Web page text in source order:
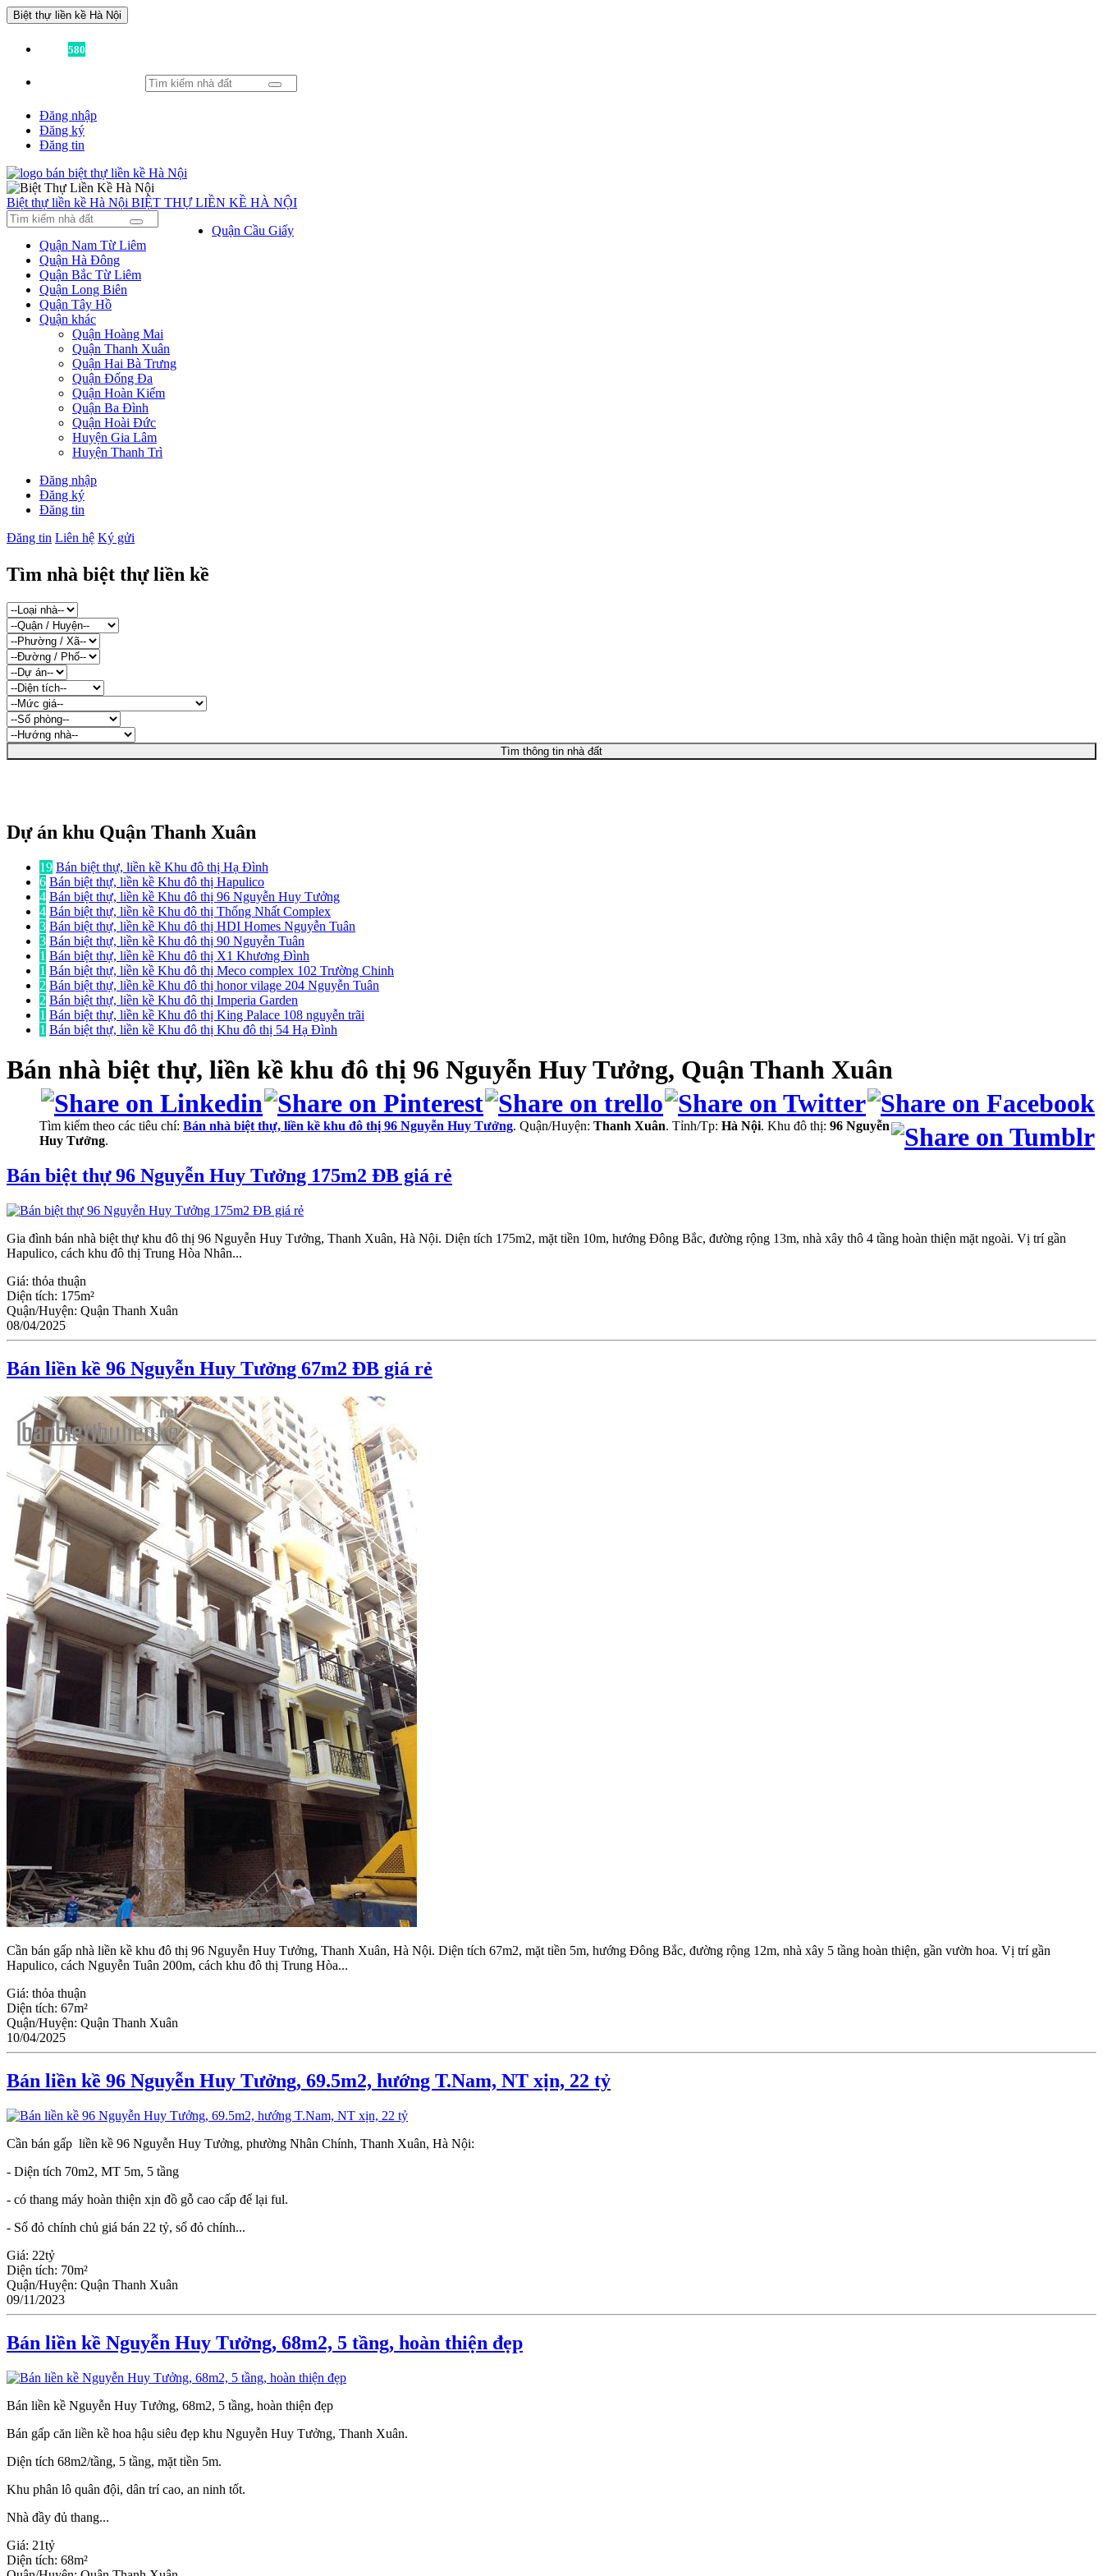
Biệt thự liền kề Hà Nội
580
Đăng nhập
Đăng ký
Đăng tin
Biệt thự liền kề Hà Nội BIỆT THỰ LIỀN KỀ HÀ NỘI
Quận Cầu Giấy
Quận Nam Từ Liêm
Quận Hà Đông
Quận Bắc Từ Liêm
Quận Long Biên
Quận Tây Hồ
Quận khác
Quận Hoàng Mai
Quận Thanh Xuân
Quận Hai Bà Trưng
Quận Đống Đa
Quận Hoàn Kiếm
Quận Ba Đình
Quận Hoài Đức
Huyện Gia Lâm
Huyện Thanh Trì
Đăng nhập
Đăng ký
Đăng tin
Đăng tin Liên hệ Ký gửi
Tìm nhà biệt thự liền kề
Tìm thông tin nhà đất
Dự án khu Quận Thanh Xuân
19 Bán biệt thự, liền kề Khu đô thị Hạ Đình
6 Bán biệt thự, liền kề Khu đô thị Hapulico
4 Bán biệt thự, liền kề Khu đô thị 96 Nguyễn Huy Tưởng
4 Bán biệt thự, liền kề Khu đô thị Thống Nhất Complex
3 Bán biệt thự, liền kề Khu đô thị HDI Homes Nguyễn Tuân
3 Bán biệt thự, liền kề Khu đô thị 90 Nguyễn Tuân
1 Bán biệt thự, liền kề Khu đô thị X1 Khương Đình
1 Bán biệt thự, liền kề Khu đô thị Meco complex 102 Trường Chinh
2 Bán biệt thự, liền kề Khu đô thị honor vilage 204 Nguyễn Tuân
2 Bán biệt thự, liền kề Khu đô thị Imperia Garden
1 Bán biệt thự, liền kề Khu đô thị King Palace 108 nguyễn trãi
1 Bán biệt thự, liền kề Khu đô thị Khu đô thị 54 Hạ Đình
Bán nhà biệt thự, liền kề khu đô thị 96 Nguyễn Huy Tưởng, Quận Thanh Xuân
Tìm kiếm theo các tiêu chí: Bán nhà biệt thự, liền kề khu đô thị 96 Nguyễn Huy Tưởng. Quận/Huyện: Thanh Xuân. Tỉnh/Tp: Hà Nội. Khu đô thị: 96 Nguyễn
Huy Tưởng.
Bán biệt thự 96 Nguyễn Huy Tưởng 175m2 ĐB giá rẻ
Gia đình bán nhà biệt thự khu đô thị 96 Nguyễn Huy Tưởng, Thanh Xuân, Hà Nội. Diện tích 175m2, mặt tiền 10m, hướng Đông Bắc, đường rộng 13m, nhà xây thô 4 tầng hoàn thiện mặt ngoài. Vị trí gần
Hapulico, cách khu đô thị Trung Hòa Nhân...
Giá: thỏa thuận
Diện tích: 175m²
Quận/Huyện: Quận Thanh Xuân
08/04/2025
Bán liền kề 96 Nguyễn Huy Tưởng 67m2 ĐB giá rẻ
Cần bán gấp nhà liền kề khu đô thị 96 Nguyễn Huy Tưởng, Thanh Xuân, Hà Nội. Diện tích 67m2, mặt tiền 5m, hướng Đông Bắc, đường rộng 12m, nhà xây 5 tầng hoàn thiện, gần vườn hoa. Vị trí gần
Hapulico, cách Nguyễn Tuân 200m, cách khu đô thị Trung Hòa...
Giá: thỏa thuận
Diện tích: 67m²
Quận/Huyện: Quận Thanh Xuân
10/04/2025
Bán liền kề 96 Nguyễn Huy Tưởng, 69.5m2, hướng T.Nam, NT xịn, 22 tỷ
Cần bán gấp liền kề 96 Nguyễn Huy Tưởng, phường Nhân Chính, Thanh Xuân, Hà Nội:
- Diện tích 70m2, MT 5m, 5 tầng
- có thang máy hoàn thiện xịn đồ gỗ cao cấp để lại ful.
- Sổ đỏ chính chủ giá bán 22 tỷ, sổ đỏ chính...
Giá: 22tỷ
Diện tích: 70m²
Quận/Huyện: Quận Thanh Xuân
09/11/2023
Bán liền kề Nguyễn Huy Tưởng, 68m2, 5 tầng, hoàn thiện đẹp
Bán liền kề Nguyễn Huy Tưởng, 68m2, 5 tầng, hoàn thiện đẹp
Bán gấp căn liền kề hoa hậu siêu đẹp khu Nguyễn Huy Tưởng, Thanh Xuân.
Diện tích 68m2/tầng, 5 tầng, mặt tiền 5m.
Khu phân lô quân đội, dân trí cao, an ninh tốt.
Nhà đầy đủ thang...
Giá: 21tỷ
Diện tích: 68m²